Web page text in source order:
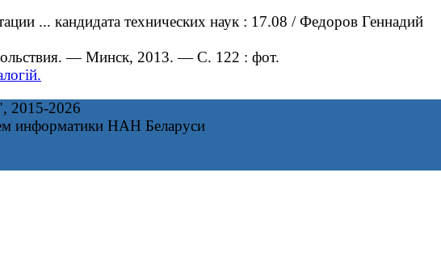
... кандидата технических наук : 17.08 / Федоров Геннадий
— Минск, 2013. — С. 122 : фот.
2015-2026
информатики НАН Беларуси